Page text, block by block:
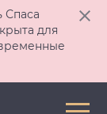
Спаса
для